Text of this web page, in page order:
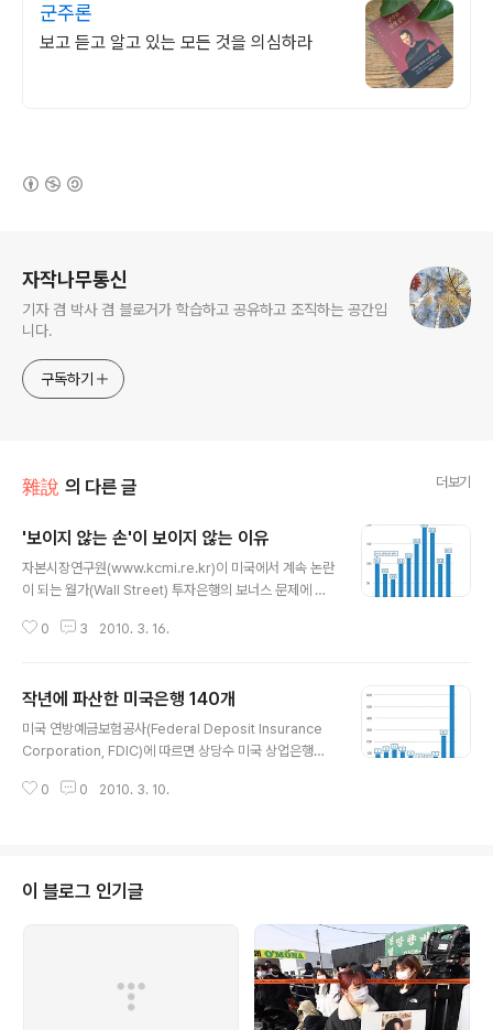
군주론
보고 듣고 알고 있는 모든 것을 의심하라
자작나무통신
기자 겸 박사 겸 블로거가 학습하고 공유하고 조직하는 공간입
니다.
구독하기
雜說 의 다른 글 더보기
'보이지 않는 손'이 보이지 않는 이유
자본시장연구원(www.kcmi.re.kr)이 미국에서 계속 논란
이 되는 월가(Wall Street) 투자은행의 보너스 문제에 대
weekly/down_nomem_3.asp?num=125&seq=3
03억달러나 된다고 한다. 기본 월급 말고도 평균 약 12만
4000달러를 보너스로 받은 셈이다. 보너스 규모가 가장
많았을 때는 2006년. 1인당 평균 19만 1360달러였다.
나 손실을 기록했지만 보너스 액수는 174억달러나 됐다는
0 3 2010. 3. 16.
작년에 파산한 미국은행 140개
미국 연방예금보험공사(Federal Deposit Insurance
Corporation, FDIC)에 따르면 상당수 미국 상업은행들
작년에 파산한 은행이 140개, 4분기에만 45개가 파산. 이
0 0 2010. 3. 10.
이 블로그 인기글